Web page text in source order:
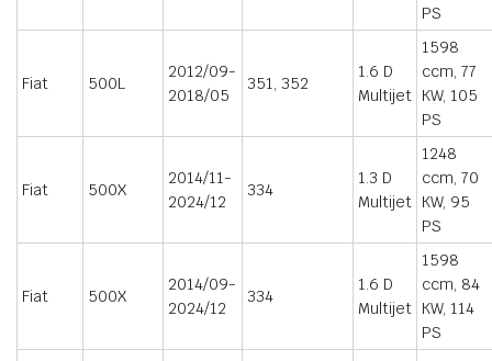
PS
Fiat 500L
2012/09-
2018/05
351, 352
1.6 D
Multijet
1598
ccm, 77
KW, 105
PS
Fiat 500X
2014/11-
2024/12
334
1.3 D
Multijet
1248
ccm, 70
KW, 95
PS
Fiat 500X
2014/09-
2024/12
334
1.6 D
Multijet
1598
ccm, 84
KW, 114
PS